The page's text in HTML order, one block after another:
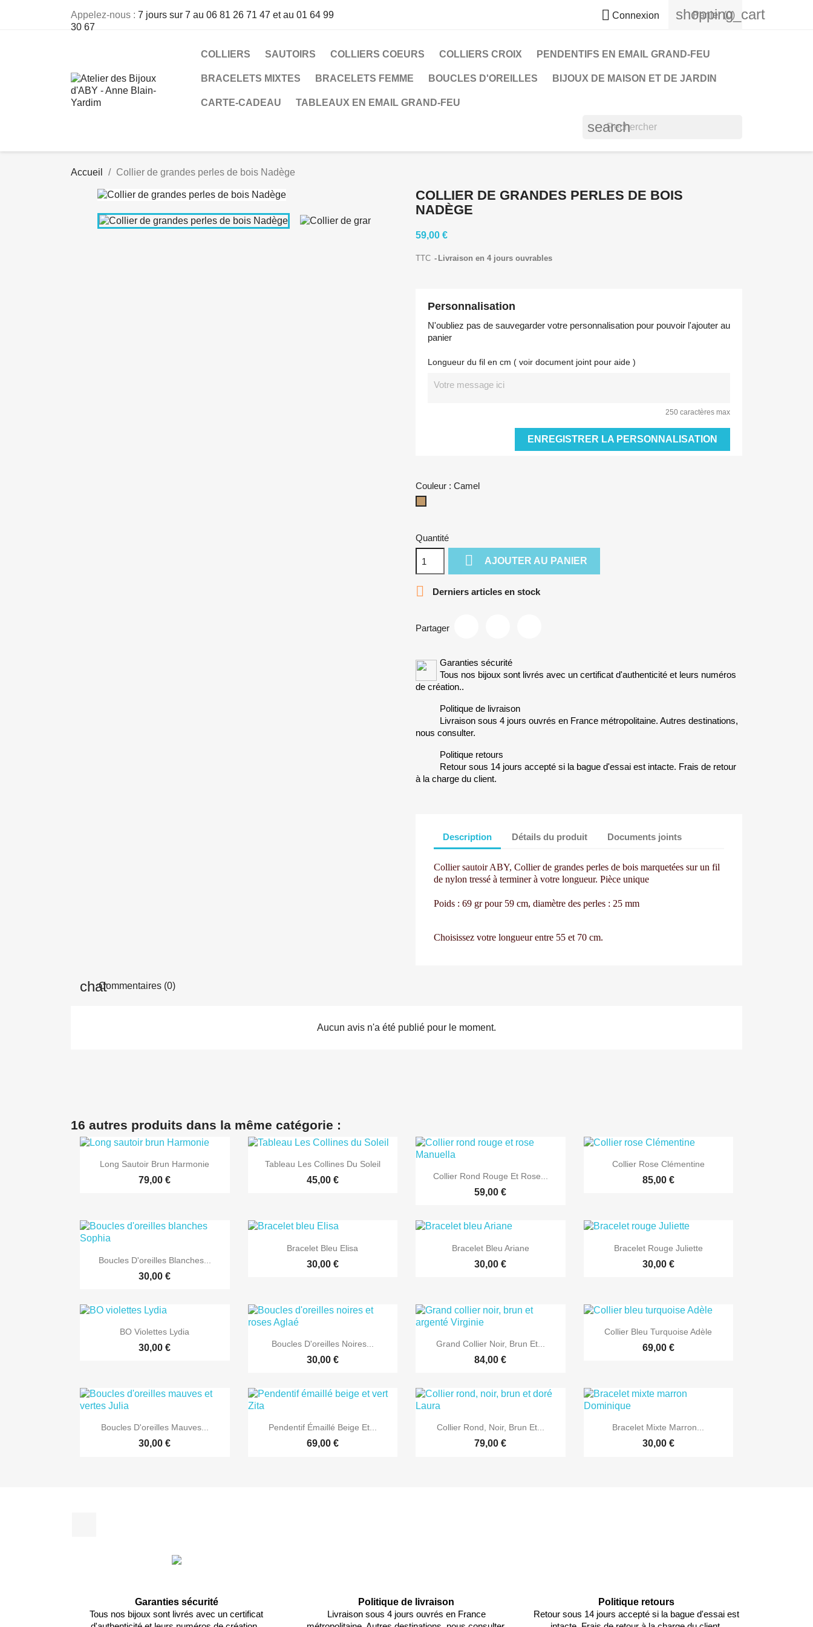
Appelez-nous : 7 jours sur 7 au 06 81 26 71 47 et au 01 64 99
30 67
 Connexion shopping_cart
Panier (0)
COLLIERS SAUTOIRS COLLIERS COEURS COLLIERS CROIX PENDENTIFS EN EMAIL GRAND-FEU
BRACELETS MIXTES BRACELETS FEMME BOUCLES D'OREILLES BIJOUX DE MAISON ET DE JARDIN
CARTE-CADEAU TABLEAUX EN EMAIL GRAND-FEU
search
Accueil Collier de grandes perles de bois Nadège
COLLIER DE GRANDES PERLES DE BOIS
NADÈGE
59,00 €
TTC Livraison en 4 jours ouvrables
Personnalisation
N'oubliez pas de sauvegarder votre personnalisation pour pouvoir l'ajouter au
panier
Longueur du fil en cm ( voir document joint pour aide )
250 caractères max
ENREGISTRER LA PERSONNALISATION
Couleur : Camel
Quantité
 AJOUTER AU PANIER
 Derniers articles en stock
Partager
Garanties sécurité
Tous nos bijoux sont livrés avec un certificat d'authenticité et leurs numéros
de création..
Politique de livraison
Livraison sous 4 jours ouvrés en France métropolitaine. Autres destinations,
nous consulter.
Politique retours
Retour sous 14 jours accepté si la bague d'essai est intacte. Frais de retour
à la charge du client.
Description Détails du produit Documents joints
Collier sautoir ABY, Collier de grandes perles de bois marquetées sur un fil
de nylon tressé à terminer à votre longueur. Pièce unique
Poids : 69 gr pour 59 cm, diamètre des perles : 25 mm
Choisissez votre longueur entre 55 et 70 cm.
Commentaires (0)
Aucun avis n'a été publié pour le moment.
16 autres produits dans la même catégorie :
 Aperçu rapide
Long Sautoir Brun Harmonie
79,00 €
 Aperçu rapide
Tableau Les Collines Du Soleil
45,00 €  Aperçu rapide
Collier Rond Rouge Et Rose...
59,00 €
 Aperçu rapide
Collier Rose Clémentine
85,00 €
 Aperçu rapide
Boucles D'oreilles Blanches...
30,00 €
 Aperçu rapide
Bracelet Bleu Elisa
30,00 €
 Aperçu rapide
Bracelet Bleu Ariane
30,00 €
 Aperçu rapide
Bracelet Rouge Juliette
30,00 €
 Aperçu rapide
BO Violettes Lydia
30,00 €  Aperçu rapide
Boucles D'oreilles Noires...
30,00 €
 Aperçu rapide
Grand Collier Noir, Brun Et...
84,00 €
 Aperçu rapide
Collier Bleu Turquoise Adèle
69,00 €
 Aperçu rapide
Boucles D'oreilles Mauves...
30,00 €
 Aperçu rapide
Pendentif Émaillé Beige Et...
69,00 €
 Aperçu rapide
Collier Rond, Noir, Brun Et...
79,00 €
 Aperçu rapide
Bracelet Mixte Marron...
30,00 €
Garanties sécurité
Tous nos bijoux sont livrés avec un certificat
Politique de livraison
Livraison sous 4 jours ouvrés en France
Politique retours
Retour sous 14 jours accepté si la bague d'essai est